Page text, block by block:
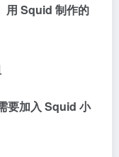
用 Squid 制作的
要加入 Squid 小